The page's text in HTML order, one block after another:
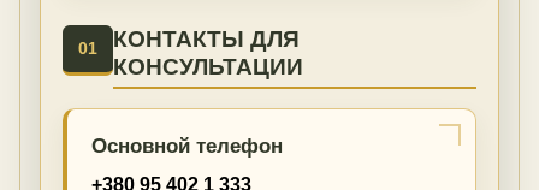
01
КОНТАКТЫ ДЛЯ
КОНСУЛЬТАЦИИ
Основной телефон
+380 95 402 1 333